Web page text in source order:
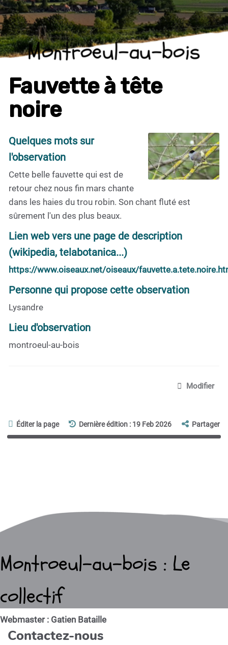
Montroeul-au-bois
Fauvette à tête
noire
Quelques mots sur
l'observation
Cette belle fauvette qui est de
retour chez nous fin mars chante
dans les haies du trou robin. Son chant fluté est
sûrement l'un des plus beaux.
Lien web vers une page de description
(wikipedia, telabotanica...)
https://www.oiseaux.net/oiseaux/
Personne qui propose cette observation
Lysandre
Lieu d'observation
montroeul-au-bois
Modifier
Éditer la page Dernière édition : 19 Feb 2026 Partager
Montroeul-au-bois : Le
collectif
Webmaster : Gatien Bataille
Contactez-nous